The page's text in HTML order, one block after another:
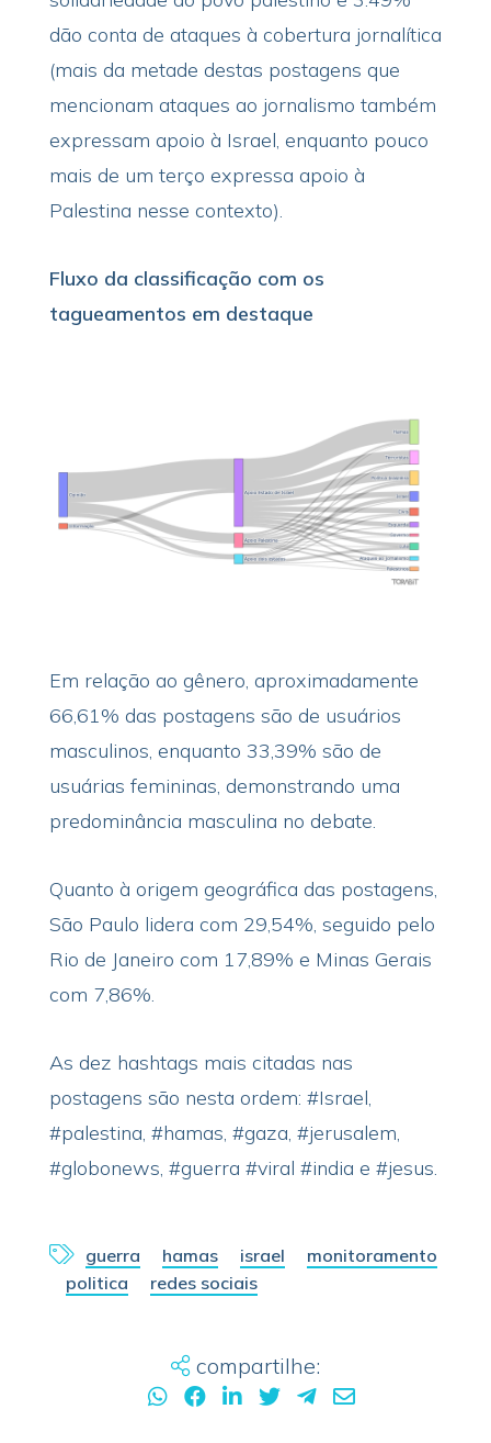
dão conta de ataques à cobertura jornalítica
(mais da metade destas postagens que
mencionam ataques ao jornalismo também
expressam apoio à Israel, enquanto pouco
mais de um terço expressa apoio à
Palestina nesse contexto).
Fluxo da classificação com os
tagueamentos em destaque
Em relação ao gênero, aproximadamente
66,61% das postagens são de usuários
masculinos, enquanto 33,39% são de
usuárias femininas, demonstrando uma
predominância masculina no debate.
Quanto à origem geográfica das postagens,
São Paulo lidera com 29,54%, seguido pelo
Rio de Janeiro com 17,89% e Minas Gerais
com 7,86%.
As dez hashtags mais citadas nas
postagens são nesta ordem: #Israel,
#palestina, #hamas, #gaza, #jerusalem,
#globonews, #guerra #viral #india e #jesus.
guerra hamas israel
monitoramento
politica
redes sociais
compartilhe: